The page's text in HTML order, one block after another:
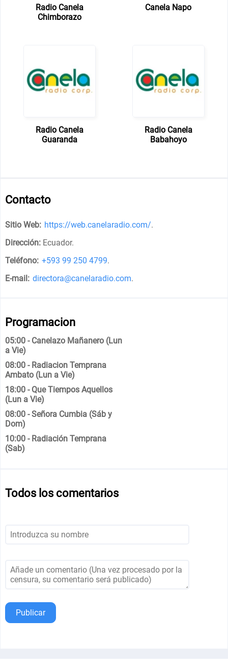
Radio Canela
Chimborazo
Canela Napo
Radio Canela
Guaranda
Radio Canela
Babahoyo
Contacto
Sitio Web: https://web.canelaradio.com/.
Dirección: Ecuador.
Teléfono: +593 99 250 4799.
E-mail: directora@canelaradio.com.
Programacion
05:00 - Canelazo Mañanero (Lun
a Vie)
08:00 - Radiacion Temprana
Ambato (Lun a Vie)
18:00 - Que Tiempos Aquellos
(Lun a Vie)
08:00 - Señora Cumbia (Sáb y
Dom)
10:00 - Radiación Temprana
(Sab)
Todos los comentarios
Publicar